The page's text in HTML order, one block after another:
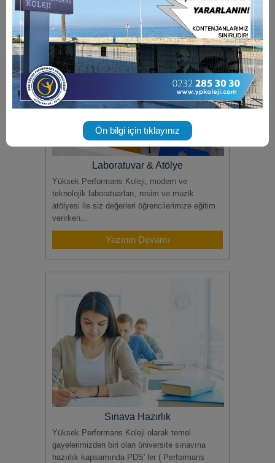
Laboratuvar & Atölye
Yüksek Performans Koleji, modern ve
teknolojik laboratuarları, resim ve müzik
atölyesi ile siz değerleri öğrencilerimize eğitim
verirken...
Yazının Devamı
Sınava Hazırlık
Yüksek Performans Koleji olarak temel
gayelerimizden biri olan üniversite sınavına
hazırlık kapsamında PDS' ler ( Performans
Ön bilgi için tıklayınız